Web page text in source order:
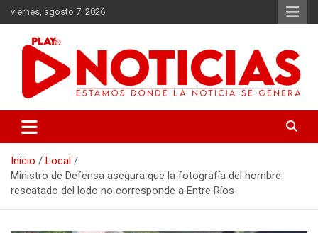
Saltar
al
contenido
viernes, agosto 7, 2026
Play Noticias
Inicio
Local
Ministro de Defensa asegura que la fotografía del hombre
rescatado del lodo no corresponde a Entre Ríos